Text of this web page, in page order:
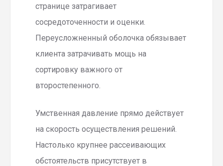
странице затрагивает
сосредоточенности и оценки.
Переусложненный оболочка обязывает
клиента затрачивать мощь на
сортировку важного от
второстепенного.
Умственная давление прямо действует
на скорость осуществления решений.
Настолько крупнее рассеивающих
обстоятельств присутствует в